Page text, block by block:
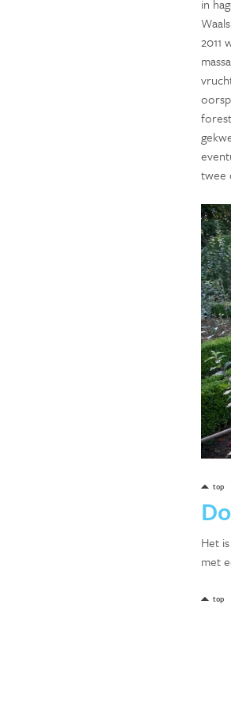
in
2011
twee
top
Het
met
top